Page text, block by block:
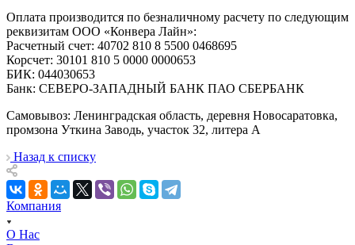
Оплата производится по безналичному расчету по следующим
реквизитам ООО «Конвера Лайн»:
Расчетный счет: 40702 810 8 5500 0468695
Корсчет: 30101 810 5 0000 0000653
БИК: 044030653
Банк: СЕВЕРО-ЗАПАДНЫЙ БАНК ПАО СБЕРБАНК
Самовывоз: Ленинградская область, деревня Новосаратовка,
промзона Уткина Заводь, участок 32, литера А
Назад к списку
Компания
О Нас